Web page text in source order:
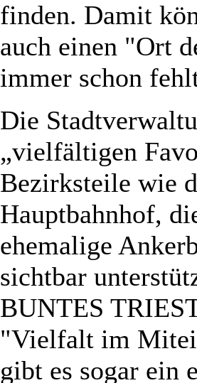
finden. Damit
auch einen "Ort
immer schon
Die
„vielfältigen
Bezirksteile wie
Hauptbahnhof,
ehemalige
sichtbar
BUNTES
"Vielfalt im
gibt es sogar ein